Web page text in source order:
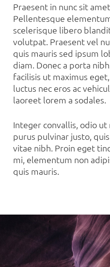
Praesent in nunc sit
Pellentesque
scelerisque libero
volutpat. Praesent vel
quis mauris sed ipsum
diam. Donec a porta
facilisis ut maximus
luctus nec eros ac
laoreet lorem a sodales.
Integer convallis, odio
purus pulvinar justo,
vitae nibh. Proin eget
mi, elementum non
quis mauris.